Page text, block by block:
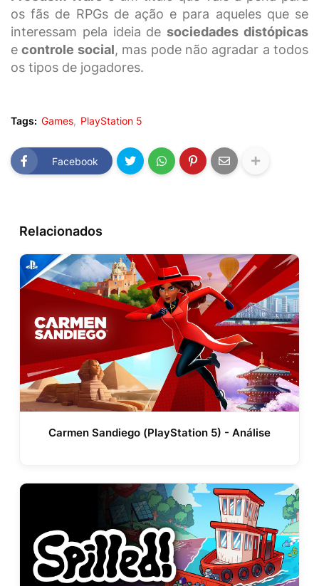
os fãs de RPGs de ação e para aqueles que se
interessam pela ideia desociedades distópicas
econtrole social, mas pode não agradar a todos
os tipos de jogadores.
Tags: Games PlayStation 5
Facebook
Relacionados
Carmen Sandiego (PlayStation 5) - Análise